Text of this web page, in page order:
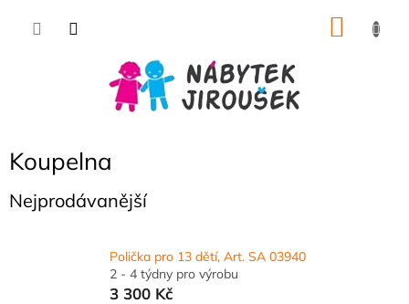
Koupelna
Nejprodávanější
Polička pro 13 dětí, Art. SA 03940
2 - 4 týdny pro výrobu
3 300 Kč